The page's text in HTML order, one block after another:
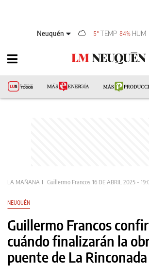
Neuquén 5°TEMP 84% HUM
LA MAÑANA Guillermo Francos 16 DE ABRIL 2025 -
NEUQUÉN
Guillermo Francos
cuándo finalizarán la
puente de La Rinconada